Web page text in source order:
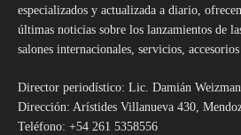
especializados y actualizada a diario,
últimas noticias sobre los lanzamientos de
salones internacionales, servicios,
Director periodístico: Lic. Damián Weizman
Dirección: Arístides Villanueva 430,
Teléfono: +54 261 5358556